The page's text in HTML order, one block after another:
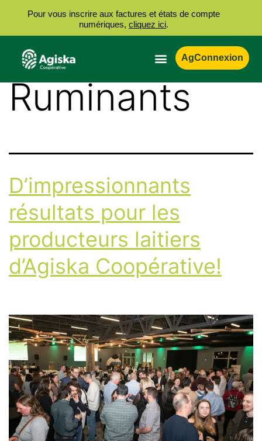
AgConnexion
Étiquette :
Ruminants
D’impressionnants
résultats pour les
producteurs laitiers
d’Agiska Coopérative!
Pour vous inscrire aux factures et états de compte
numériques, cliquez ici.